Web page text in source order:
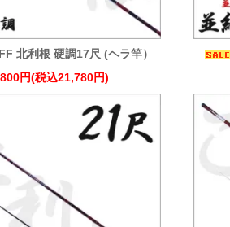
北利根 硬調17尺 (ヘラ竿）
円(税込21,780円)